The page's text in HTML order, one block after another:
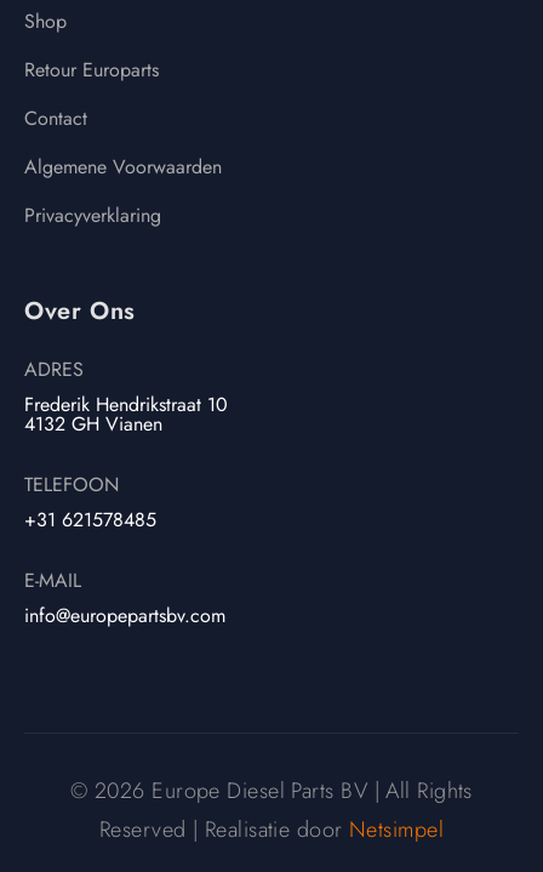
Shop
Retour Europarts
Contact
Algemene Voorwaarden
Privacyverklaring
Over Ons
ADRES
Frederik Hendrikstraat 10
4132 GH Vianen
TELEFOON
+31 621578485
E-MAIL
info@europepartsbv.com
© 2026 Europe Diesel Parts BV | All Rights
Reserved | Realisatie door Netsimpel